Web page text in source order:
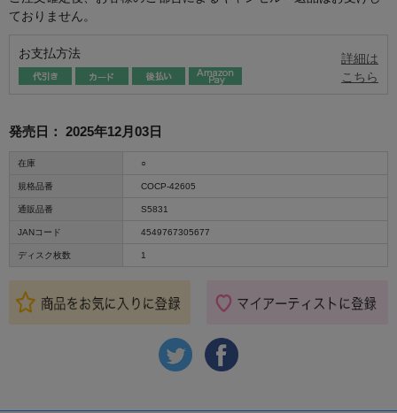
ておりません。
お支払方法
詳細は
こちら
発売日： 2025年12月03日
在庫 ○
規格品番 COCP-42605
通販品番 S5831
JANコード 4549767305677
ディスク枚数 1